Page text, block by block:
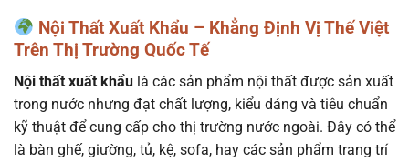
Nội Thất Xuất Khẩu – Khẳng Định Vị Thế Việt
Trên Thị Trường Quốc Tế
Nội thất xuất khẩu là các sản phẩm nội thất được sản xuất
trong nước nhưng đạt chất lượng, kiểu dáng và tiêu chuẩn
kỹ thuật để cung cấp cho thị trường nước ngoài. Đây có thể
là bàn ghế, giường, tủ, kệ, sofa, hay các sản phẩm trang trí